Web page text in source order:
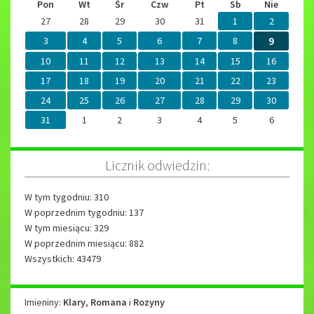
Pon Wt Śr Czw Pt Sb
Nie
27
28 29 30 31 1
2
3
4 5 6 7 8 9
10 11 12 13 14 15
16
17
18 19 20 21 22
23
24
25 26 27 28 29
30
31
1 2 3 4 5 6
Licznik odwiedzin:
W tym tygodniu: 310
W poprzednim tygodniu: 137
W tym miesiącu: 329
W poprzednim miesiącu: 882
Wszystkich: 43479
Imieniny
Imieniny: Klary, Romana i Rozyny